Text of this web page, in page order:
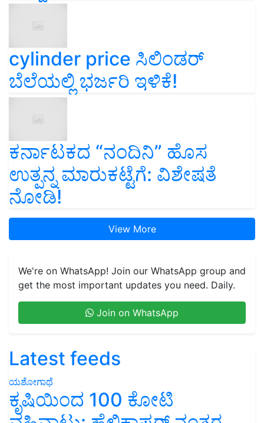
cylinder price ಸಿಲಿಂಡರ್‌
ಬೆಲೆಯಲ್ಲಿ ಭರ್ಜರಿ ಇಳಿಕೆ!
ಕರ್ನಾಟಕದ “ನಂದಿನಿ” ಹೊಸ
ಉತ್ಪನ್ನ ಮಾರುಕಟ್ಟೆಗೆ: ವಿಶೇಷತೆ
ನೋಡಿ!
View More
We're on WhatsApp! Join our WhatsApp group and
get the most important updates you need. Daily.
Join on WhatsApp
Latest feeds
ಯಶೋಗಾಥೆ
ಕೃಷಿಯಿಂದ 100 ಕೋಟಿ